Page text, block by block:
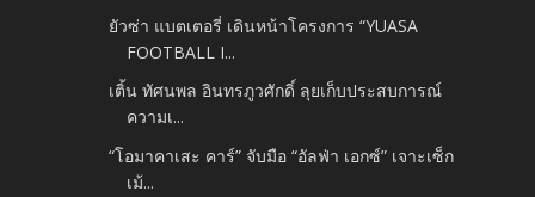
ยัวซ่า แบตเตอรี่ เดินหน้าโครงการ “YUASA
FOOTBALL I...
เติ้น ทัศนพล อินทรภูวศักดิ์ ลุยเก็บประสบการณ์
ความเ...
“โอมาคาเสะ คาร์” จับมือ “อัลฟ่า เอกซ์” เจาะเซ็ก
เม้...